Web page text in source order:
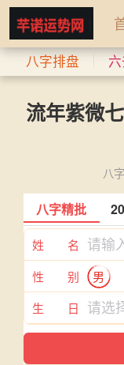
八字排盘
流年紫微
八
八字精批
姓 名
性 别
男
生 日